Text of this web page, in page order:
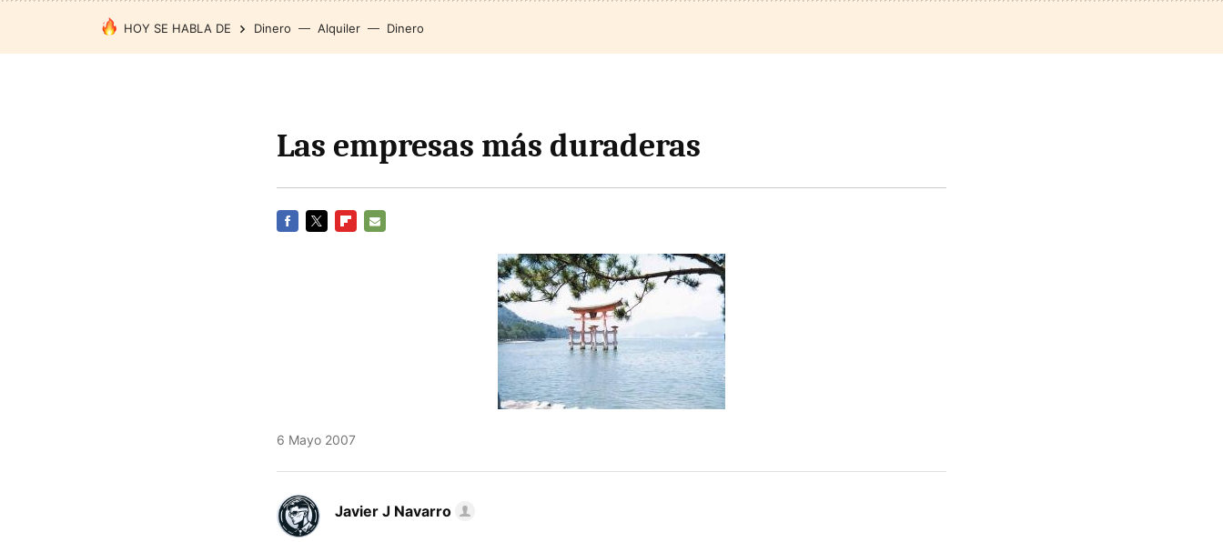
HOY SE HABLA DE Dinero Alquiler Dinero
Las empresas más duraderas
6 Mayo 2007
Javier J Navarro